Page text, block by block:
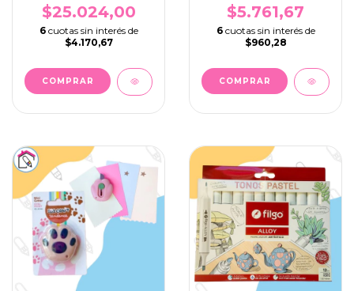
DISCOS
$25.024,00
6 cuotas sin interés de
$4.170,67
UNIDADES
$5.761,67
6 cuotas sin interés de
$960,28